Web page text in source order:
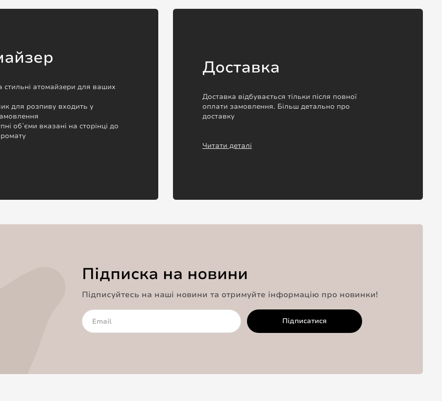
стильні атомайзери для ваших
для розпиву входить у
обʼєми вказані на сторінці до
Доставка
Доставка відбувається тільки після повної
оплати замовлення. Більш детально про
доставку
Читати деталі
Підписка на новини
Підписуйтесь на наші новини та отримуйте інформацію про новинки!
Підписатися